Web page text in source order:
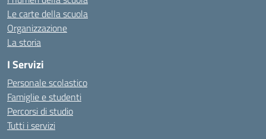
Le carte della scuola
Organizzazione
La storia
I Servizi
Personale scolastico
Famiglie e studenti
Percorsi di studio
Tutti i servizi